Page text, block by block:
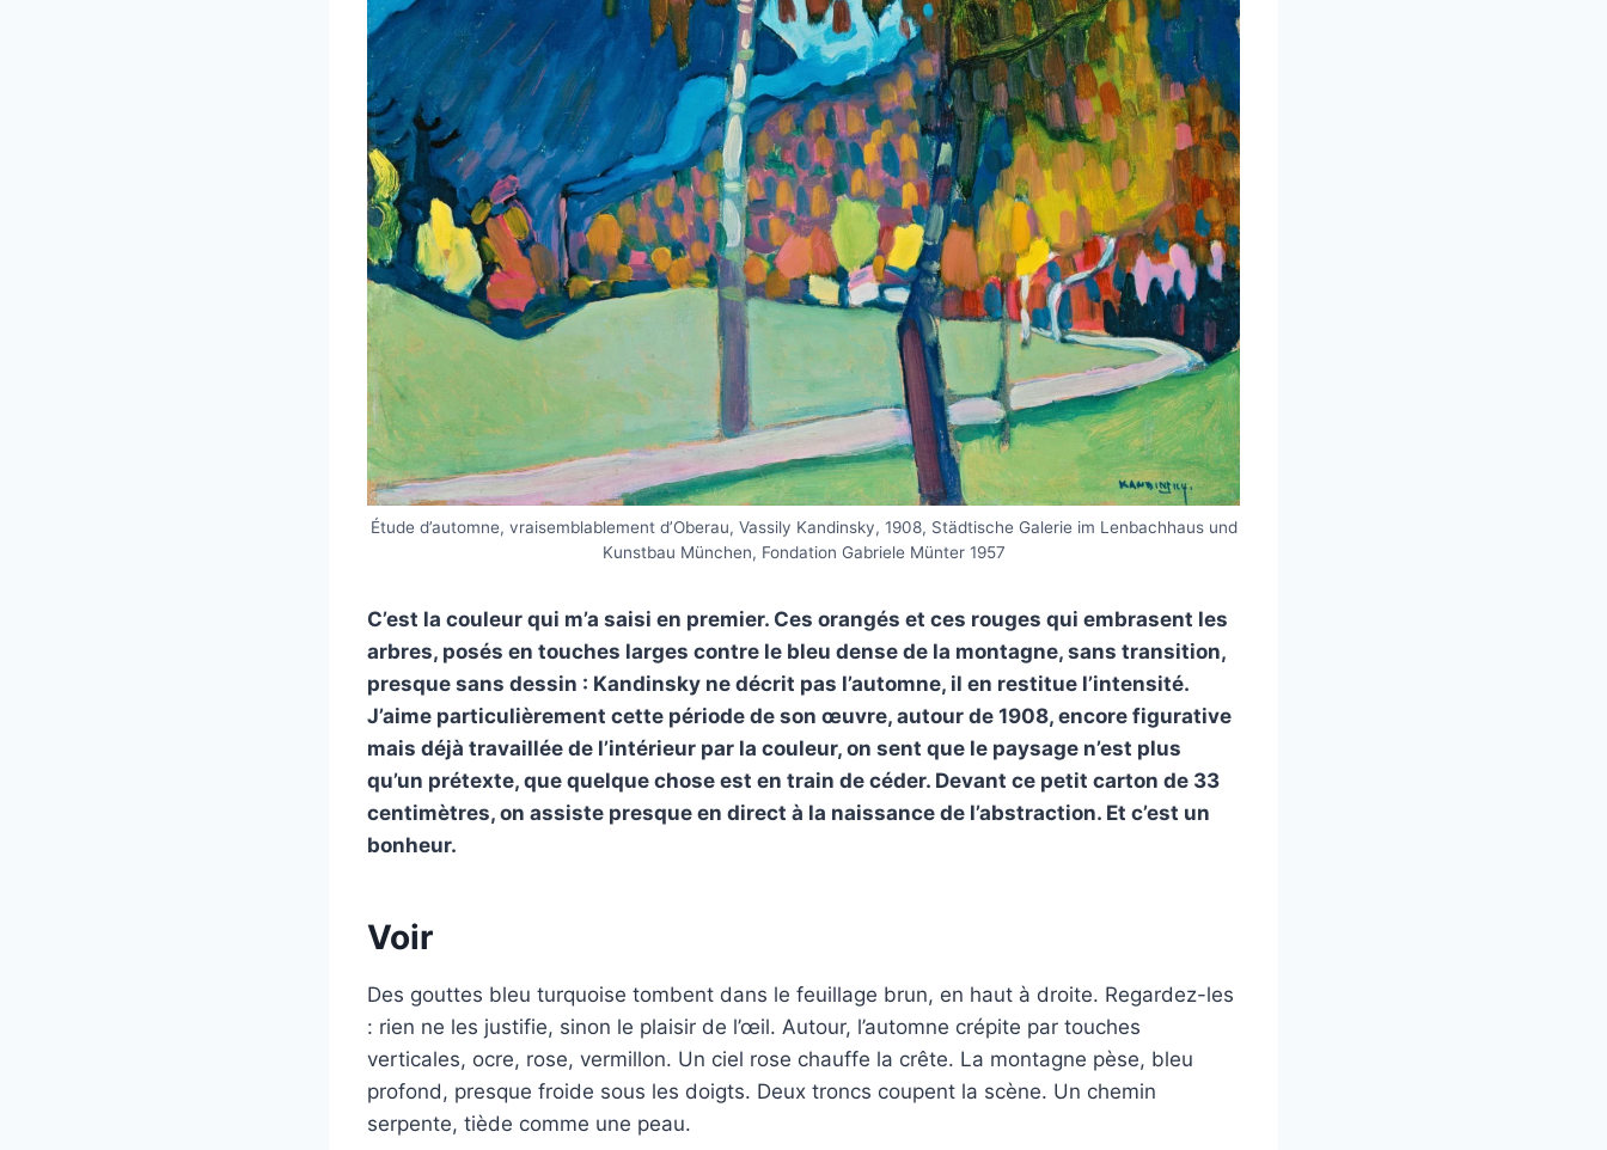
Étude d’automne, vraisemblablement d’Oberau, Vassily Kandinsky, 1908, Städtische Galerie im Lenbachhaus und
Kunstbau München, Fondation Gabriele Münter 1957
C’est la couleur qui m’a saisi en premier. Ces orangés et ces rouges qui embrasent les
arbres, posés en touches larges contre le bleu dense de la montagne, sans transition,
presque sans dessin : Kandinsky ne décrit pas l’automne, il en restitue l’intensité.
J’aime particulièrement cette période de son œuvre, autour de 1908, encore figurative
mais déjà travaillée de l’intérieur par la couleur, on sent que le paysage n’est plus
qu’un prétexte, que quelque chose est en train de céder. Devant ce petit carton de 33
centimètres, on assiste presque en direct à la naissance de l’abstraction. Et c’est un
bonheur.
Voir
Des gouttes bleu turquoise tombent dans le feuillage brun, en haut à droite. Regardez-les
: rien ne les justifie, sinon le plaisir de l’œil. Autour, l’automne crépite par touches
verticales, ocre, rose, vermillon. Un ciel rose chauffe la crête. La montagne pèse, bleu
profond, presque froide sous les doigts. Deux troncs coupent la scène. Un chemin
serpente, tiède comme une peau.